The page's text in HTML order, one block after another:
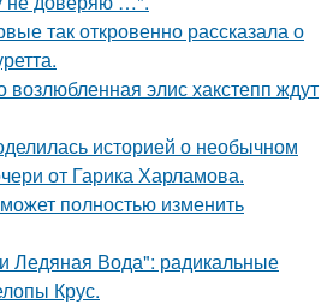
так откровенно рассказала о
элис хакстепп ждут
историей о необычном
от Гарика Харламова.
полностью изменить
Ледяная Вода": радикальные
Крус.